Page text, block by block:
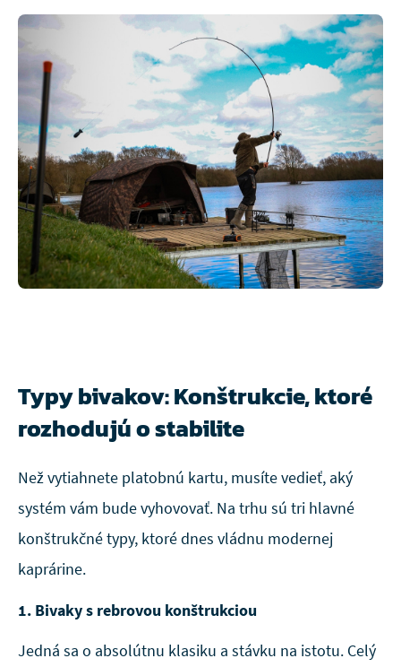
Typy bivakov: Konštrukcie, ktoré
rozhodujú o stabilite
Než vytiahnete platobnú kartu, musíte vedieť, aký
systém vám bude vyhovovať. Na trhu sú tri hlavné
konštrukčné typy, ktoré dnes vládnu modernej
kaprárine.
1. Bivaky s rebrovou konštrukciou
Jedná sa o absolútnu klasiku a stávku na istotu. Celý